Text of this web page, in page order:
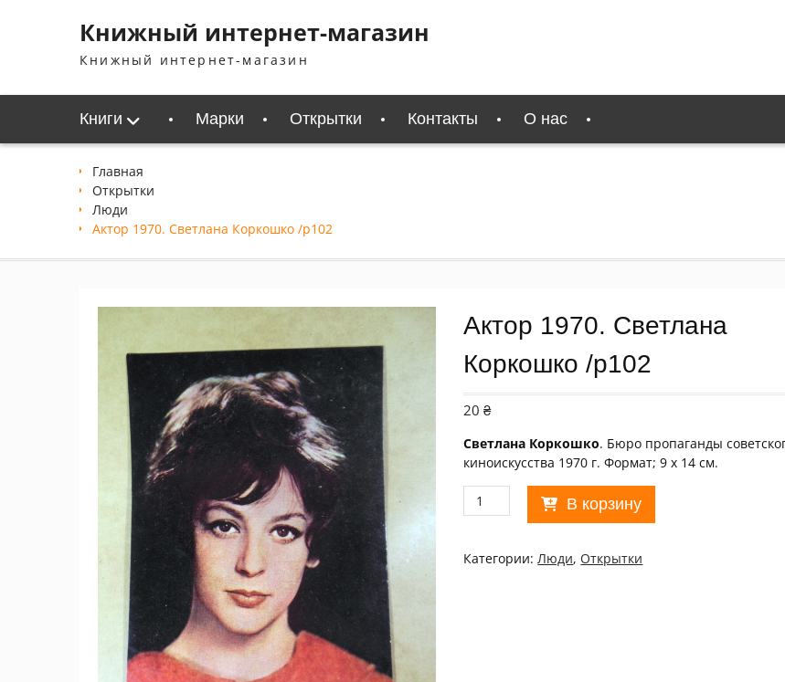
содержимомуКнижный интернет-магазин
Книжный интернет-магазин
Книги Марки Открытки Контакты О нас
Главная
Открытки
Люди
Актор 1970. Светлана Коркошко /p102
Актор 1970. Светлана
Коркошко /p102
20₴
Светлана Коркошко. Бюро пропаганды
киноискусства 1970 г. Формат; 9 х 14 см.
Количество
товара
1970.
Светлана
В корзину
Категории:Люди, Открытки